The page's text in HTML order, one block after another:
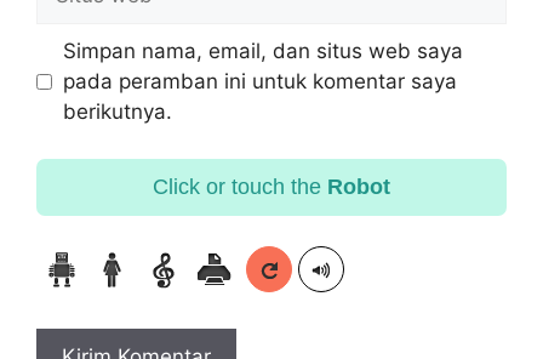
Simpan nama, email, dan situs web saya
pada peramban ini untuk komentar saya
berikutnya.
Click or touch the Robot